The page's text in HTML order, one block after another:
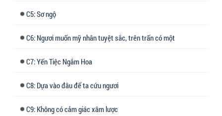
Chứ không phải ở một trấn nhỏ hẻo lánh, đối
đêm quấn quýt không rời.
ấy, nhưng nàng lại hết lần này đến lần khác
hoạch và nguyên tắc của hắn.
5: Sơ ngộ
6: Ngươi muốn mỹ nhân tuyệt sắc, trên trấn có một
7: Yến Tiệc Ngắm Hoa
8: Dựa vào đâu để ta cứu ngươi
9: Không có cảm giác xâm lược